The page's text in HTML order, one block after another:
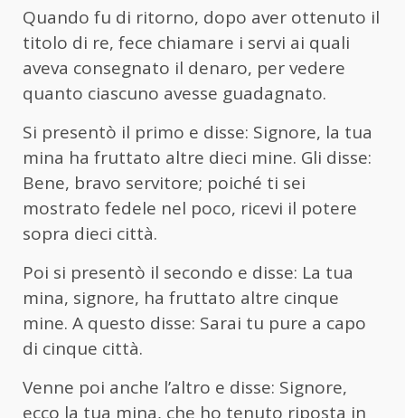
Quando fu di ritorno, dopo aver ottenuto il
titolo di re, fece chiamare i servi ai quali
aveva consegnato il denaro, per vedere
quanto ciascuno avesse guadagnato.
Si presentò il primo e disse: Signore, la tua
mina ha fruttato altre dieci mine. Gli disse:
Bene, bravo servitore; poiché ti sei
mostrato fedele nel poco, ricevi il potere
sopra dieci città.
Poi si presentò il secondo e disse: La tua
mina, signore, ha fruttato altre cinque
mine. A questo disse: Sarai tu pure a capo
di cinque città.
Venne poi anche l’altro e disse: Signore,
ecco la tua mina, che ho tenuto riposta in